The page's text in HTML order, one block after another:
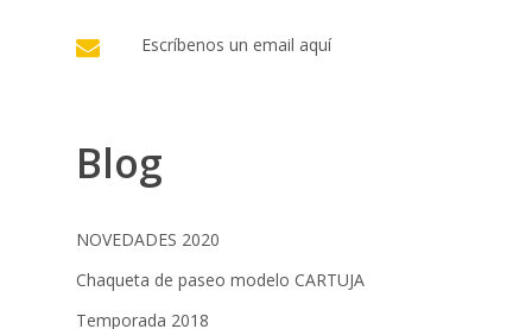
Escríbenos un email aquí
Blog
NOVEDADES 2020
Chaqueta de paseo modelo CARTUJA
Temporada 2018